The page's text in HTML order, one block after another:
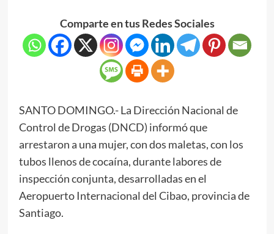
Comparte en tus Redes Sociales
SANTO DOMINGO.- La Dirección Nacional de
Control de Drogas (DNCD) informó que
arrestaron a una mujer, con dos maletas, con los
tubos llenos de cocaína, durante labores de
inspección conjunta, desarrolladas en el
Aeropuerto Internacional del Cibao, provincia de
Santiago.